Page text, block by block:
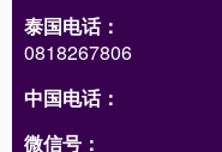
泰国电话：
0818267806
中国电话：
微信号：